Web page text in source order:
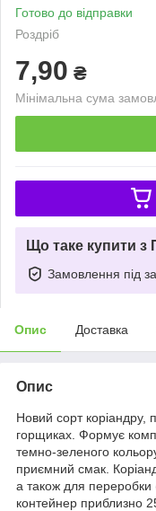
Готово до відправки
Роздріб
7,90 ₴
Мінімальна сума
Що таке купити з
Замовлення під
Опис Доставка
Опис
Новий сорт
горщиках. Формує
темно-зеленого
приємний смак.
а також для
контейнер приблизно